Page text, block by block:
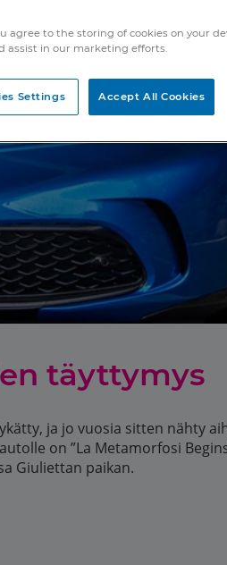
täyttymys
ja jo vuosia sitten nähty
on ”La Metamorfosi
Giuliettan paikan.
agree to the storing of cookies on your
assist in our marketing efforts.
Accept All Cookies
Settings